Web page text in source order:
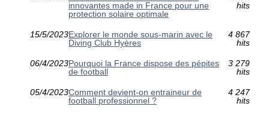
innovantes made in France pour une
protection solaire optimale
hits
15/5/2023Explorer le monde sous-marin avec le
Diving Club Hyères
4 867
hits
06/4/2023Pourquoi la France dispose des pépites
de football
3 279
hits
05/4/2023Comment devient-on entraineur de
football professionnel ?
4 247
hits